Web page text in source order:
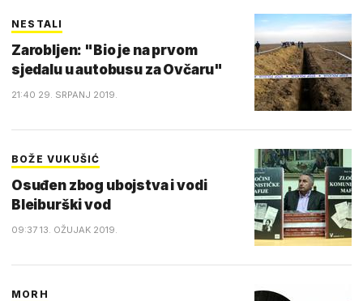
NESTALI
Zarobljen: "Bio je na prvom
sjedalu u autobusu za Ovčaru"
21:40 29. SRPANJ 2019.
BOŽE VUKUŠIĆ
Osuđen zbog ubojstva i vodi
Bleiburški vod
09:37 13. OŽUJAK 2019.
MORH